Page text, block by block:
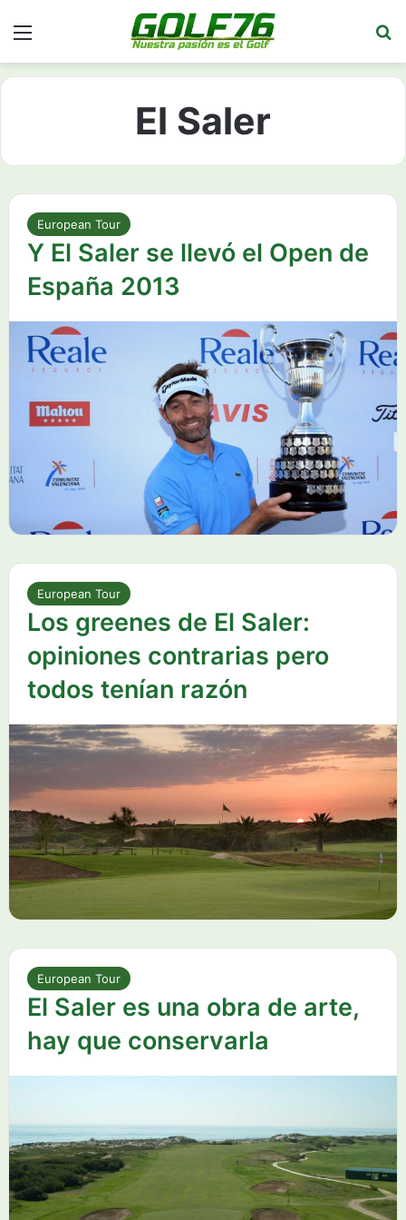
El Saler
European Tour
Y El Saler se llevó el Open de
España 2013
European Tour
Los greenes de El Saler:
opiniones contrarias pero
todos tenían razón
European Tour
El Saler es una obra de arte,
hay que conservarla